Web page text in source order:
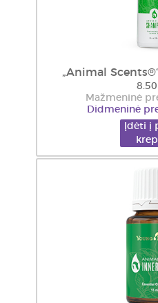
„Animal
8.50
Mažmeninė
Didmeninė
Įdėti į